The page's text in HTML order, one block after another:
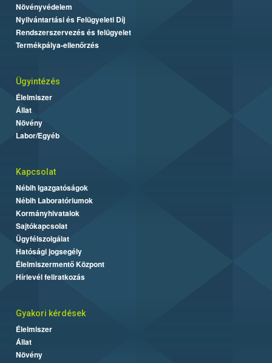
Növényvédelem
Nyilvántartási és Felügyeleti Díj
Rendszerszervezés és felügyelet
Termékpálya-ellenőrzés
Ügyintézés
Élelmiszer
Állat
Növény
Labor/Egyéb
Kapcsolat
Nébih Igazgatóságok
Nébih Laboratóriumok
Kormányhivatalok
Sajtókapcsolat
Ügyfélszolgálat
Hatósági jogsegély
Élelmiszermentő Központ
Hírlevél feliratkozás
Gyakori kérdések
Élelmiszer
Állat
Növény